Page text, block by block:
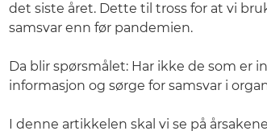
det siste året. Dette til tross for at vi
samsvar enn før pandemien.
Da blir spørsmålet: Har ikke de som er
informasjon og sørge for samsvar i
I denne artikkelen skal vi se på